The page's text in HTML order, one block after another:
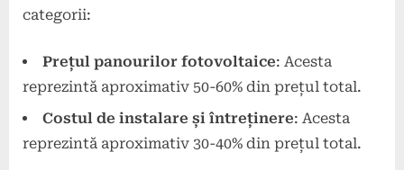
categorii:
Prețul panourilor fotovoltaice: Acesta
reprezintă aproximativ 50-60% din prețul total.
Costul de instalare și întreținere: Acesta
reprezintă aproximativ 30-40% din prețul total.